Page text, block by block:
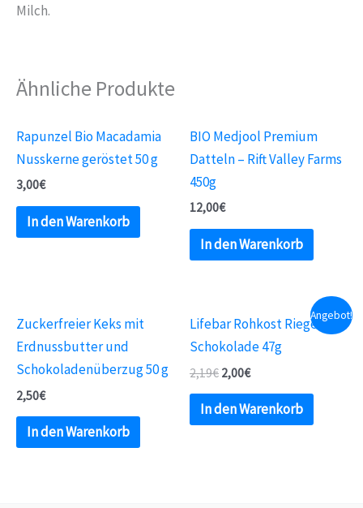
Milch.
Ähnliche Produkte
Rapunzel Bio Macadamia
Nusskerne geröstet 50 g
3,00€
In den Warenkorb
BIO Medjool Premium
Datteln – Rift Valley Farms
450g
12,00€
In den Warenkorb
Zuckerfreier Keks mit
Erdnussbutter und
Schokoladenüberzug 50 g
2,50€
In den Warenkorb
Angebot!
Lifebar Rohkost Riegel
Schokolade 47g
2,19€ 2,00€
In den Warenkorb